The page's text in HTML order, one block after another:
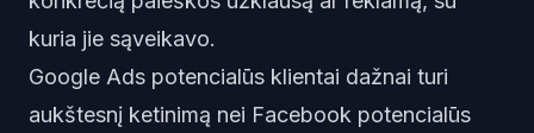
kuria jie sąveikavo.
Google Ads potencialūs klientai dažnai turi
aukštesnį ketinimą nei Facebook potencialūs